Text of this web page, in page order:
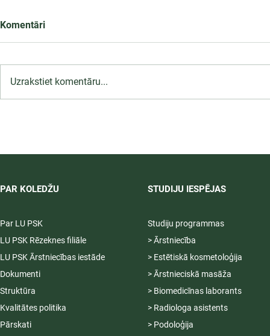
Komentāri
Uzrakstiet komentāru...
PAR KOLEDŽU
Par LU PSK
LU PSK Rēzeknes filiāle
LU PSK Ārstniecības iestāde
Dokumenti
Struktūra
Kvalitātes politika
Pārskati
STUDIJU IESPĒJAS
Studiju programmas
> Ārstniecība
> Estētiskā kosmetoloģija
> Ārstnieciskā masāža
> Biomedicīnas laborants
> Radiologa asistents
> Podoloģija